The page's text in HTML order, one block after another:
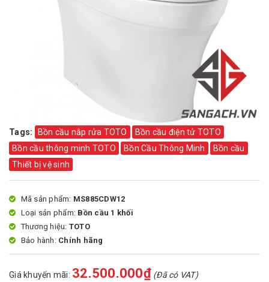
Tags: Bồn cầu nắp rửa TOTO
Bồn cầu điện tử TOTO
Bồn cầu thông minh TOTO
Bồn Cầu Thông Minh
Bồn cầu
Thiết bị vệ sinh
Mã sản phẩm: MS885CDW12
Loại sản phẩm: Bồn cầu 1 khối
Thương hiệu: TOTO
Bảo hành: Chính hãng
Giá khuyến mãi: 32.500.000₫ (Đã có VAT)